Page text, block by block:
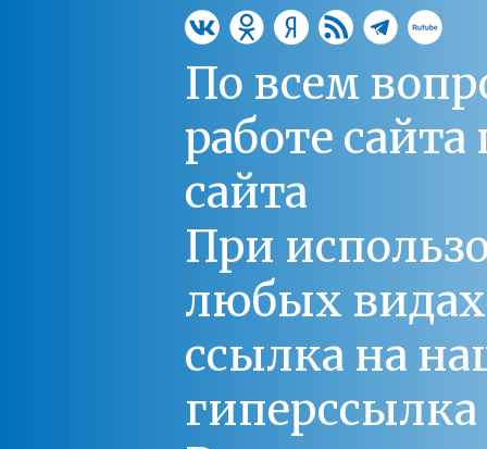
По всем
работе
сайта
При
любых
ссылка на